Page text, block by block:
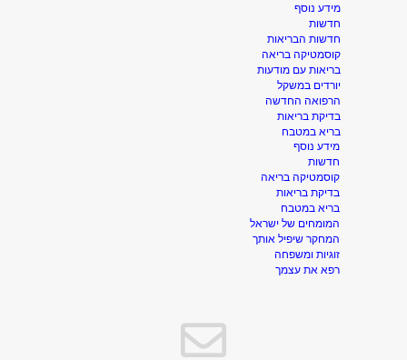
מידע נוסף
חדשות
חדשות הבריאות
קוסמטיקה בריאה
בריאות עם מודעות
יורדים במשקל
הרפואה החדשה
בדיקת בריאות
בריא במטבח
מידע נוסף
חדשות
קוסמטיקה בריאה
בדיקת בריאות
בריא במטבח
המומחים של ישראל
המחקר שיפיל אותך
זוגיות ומשפחה
רפא את עצמך